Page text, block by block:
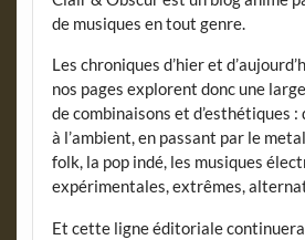
de musiques en tout genre.
Les chroniques d’hier et
nos pages explorent donc une
de combinaisons et d’esthétiques
à l’ambient, en passant par le
folk, la pop indé, les musiques
expérimentales, extrêmes,
Et cette ligne éditoriale continuera